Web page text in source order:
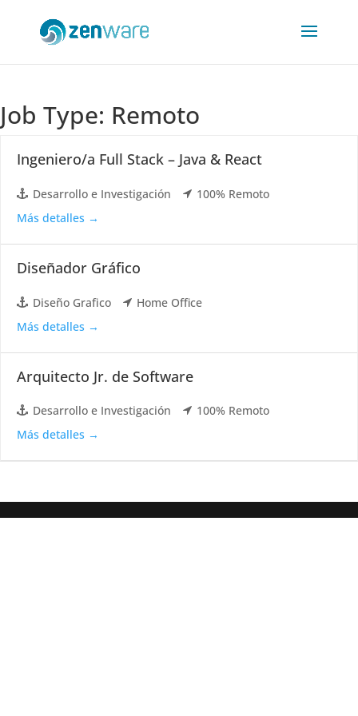
Job Type: Remoto
Ingeniero/a Full Stack – Java & React
Desarrollo e Investigación
100% Remoto
Más detalles
Diseñador Gráfico
Diseño Grafico
Home Office
Más detalles
Arquitecto Jr. de Software
Desarrollo e Investigación
100% Remoto
Más detalles